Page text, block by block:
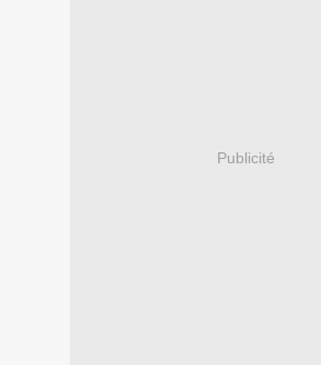
Publicité